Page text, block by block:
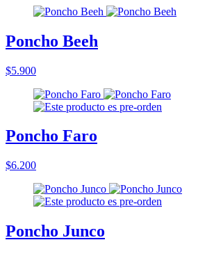
Poncho Beeh
$5.900
Poncho Faro
$6.200
Poncho Junco